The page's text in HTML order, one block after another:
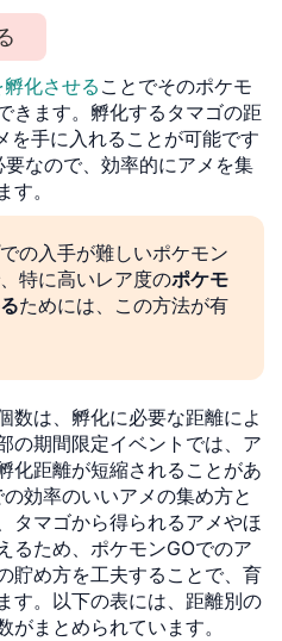
化させる ことでそのポケモ
きます。孵化するタマゴの距
手に入れることが可能です
なので、効率的にアメを集
。
の入手が難しいポケモン
特に高いレア度のポケモ
ためには、この方法が有
数は、孵化に必要な距離によ
の期間限定イベントでは、ア
化距離が短縮されることがあ
効率のいいアメの集め方と
タマゴから得られるアメやほ
るため、ポケモンGOでのア
貯め方を工夫することで、育
す。以下の表には、距離別の
がまとめられています。